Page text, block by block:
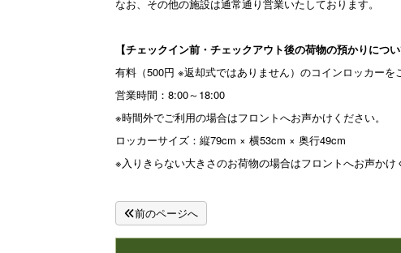
なお、その他の施設は通常通り営業いたしております。
【チェックイン前・チェックアウト後の荷物の預かりについ
有料（500円 ※返却式ではありません）のコインロッカーを
営業時間：8:00～18:00
※時間外でご利用の場合はフロントへお声かけください。
ロッカーサイズ：縦79cm × 横53cm × 奥行49cm
※入りきらない大きさのお荷物の場合はフロントへお声かけ
前のページへ